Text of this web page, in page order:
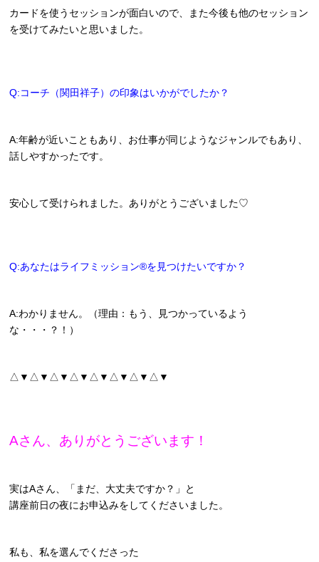
カードを使うセッションが面白いので、また今後も他のセッション
を受けてみたいと思いました。
Q:コーチ（関田祥子）の印象はいかがでしたか？
A:年齢が近いこともあり、お仕事が同じようなジャンルでもあり、
話しやすかったです。
安心して受けられました。ありがとうございました♡
Q:あなたはライフミッション®を見つけたいですか？
A:わかりません。（理由：もう、見つかっているよう
な・・・？！）
△▼△▼△▼△▼△▼△▼△▼△▼
Aさん、ありがとうございます！
実はAさん、「まだ、大丈夫ですか？」と
講座前日の夜にお申込みをしてくださいました。
私も、私を選んでくださった